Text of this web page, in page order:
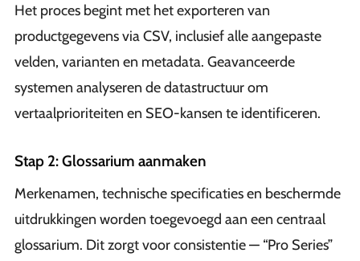
Het proces begint met het exporteren van
productgegevens via CSV, inclusief alle aangepaste
velden, varianten en metadata. Geavanceerde
systemen analyseren de datastructuur om
vertaalprioriteiten en SEO-kansen te identificeren.
Stap 2: Glossarium aanmaken
Merkenamen, technische specificaties en beschermde
uitdrukkingen worden toegevoegd aan een centraal
glossarium. Dit zorgt voor consistentie — “Pro Series”